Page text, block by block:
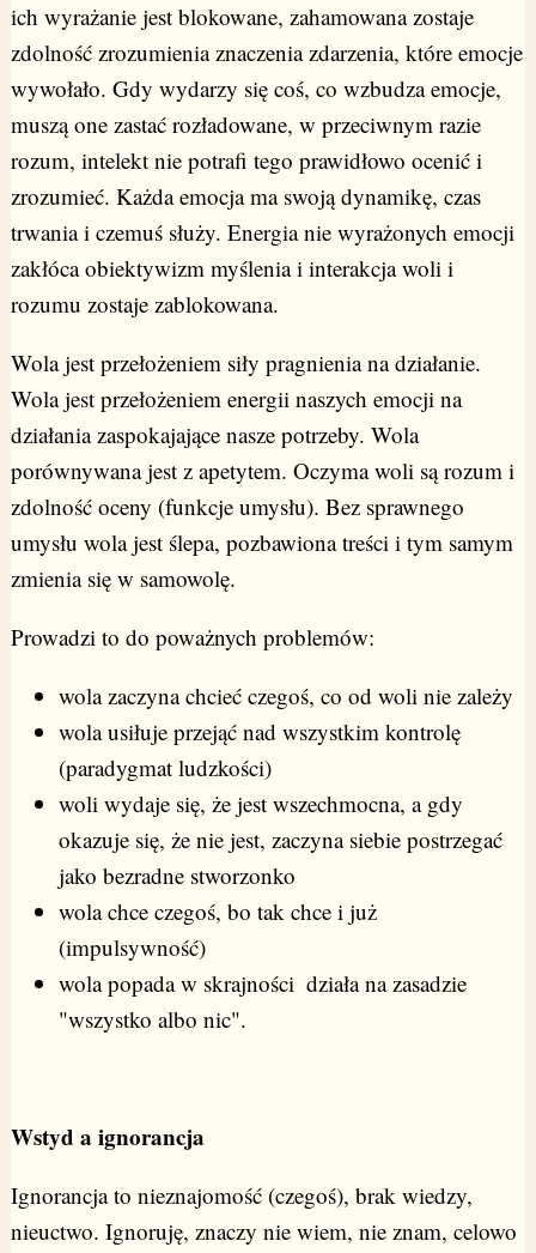
ich wyrażanie jest blokowane, zahamowana zostaje
zdolność zrozumienia znaczenia zdarzenia, które emocje
wywołało. Gdy wydarzy się coś, co wzbudza emocje,
muszą one zastać rozładowane, w przeciwnym razie
rozum, intelekt nie potrafi tego prawidłowo ocenić i
zrozumieć. Każda emocja ma swoją dynamikę, czas
trwania i czemuś służy. Energia nie wyrażonych emocji
zakłóca obiektywizm myślenia i interakcja woli i
rozumu zostaje zablokowana.
Wola jest przełożeniem siły pragnienia na działanie.
Wola jest przełożeniem energii naszych emocji na
działania zaspokajające nasze potrzeby. Wola
porównywana jest z apetytem. Oczyma woli są rozum i
zdolność oceny (funkcje umysłu). Bez sprawnego
umysłu wola jest ślepa, pozbawiona treści i tym samym
zmienia się w samowolę.
Prowadzi to do poważnych problemów:
wola zaczyna chcieć czegoś, co od woli nie zależy
wola usiłuje przejąć nad wszystkim kontrolę
(paradygmat ludzkości)
woli wydaje się, że jest wszechmocna, a gdy
okazuje się, że nie jest, zaczyna siebie postrzegać
jako bezradne stworzonko
wola chce czegoś, bo tak chce i już
(impulsywność)
wola popada w skrajności  działa na zasadzie
"wszystko albo nic".
Wstyd a ignorancja
Ignorancja to nieznajomość (czegoś), brak wiedzy,
nieuctwo. Ignoruję, znaczy nie wiem, nie znam, celowo